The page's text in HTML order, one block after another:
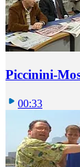
Piccinini-
00:33